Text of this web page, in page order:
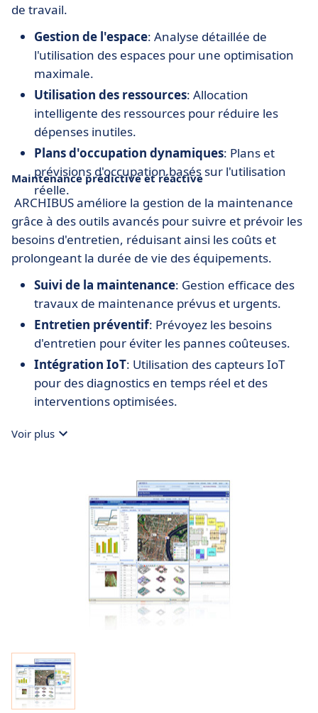
de travail.
Gestion de l'espace: Analyse détaillée de
l'utilisation des espaces pour une optimisation
maximale.
Utilisation des ressources: Allocation
intelligente des ressources pour réduire les
dépenses inutiles.
Plans d'occupation dynamiques: Plans et
prévisions d'occupation basés sur l'utilisation
réelle.
Maintenance prédictive et réactive
ARCHIBUS améliore la gestion de la maintenance
grâce à des outils avancés pour suivre et prévoir les
besoins d'entretien, réduisant ainsi les coûts et
prolongeant la durée de vie des équipements.
Suivi de la maintenance: Gestion efficace des
travaux de maintenance prévus et urgents.
Entretien préventif: Prévoyez les besoins
d'entretien pour éviter les pannes coûteuses.
Intégration IoT: Utilisation des capteurs IoT
pour des diagnostics en temps réel et des
interventions optimisées.
Voir plus